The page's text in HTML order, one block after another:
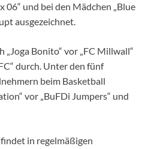
06“ und bei den Mädchen „Blue
ausgezeichnet.
„Joga Bonito“ vor „FC Millwall“
durch. Unter den fünf
beim Basketball
vor „BuFDi Jumpers“ und
in regelmäßigen